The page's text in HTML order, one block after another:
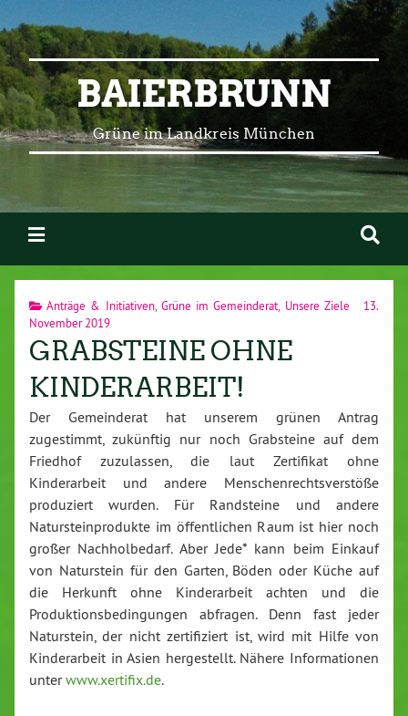
BAIERBRUNN
Grüne im Landkreis München
Anträge & Initiativen, Grüne im Gemeinderat Unsere Ziele
13.
November 2019
GRABSTEINE OHNE
KINDERARBEIT!
Der Gemeinderat hat unserem grünen Antrag
zugestimmt, zukünftig nur noch Grabsteine auf dem
Friedhof zuzulassen, die laut Zertifikat ohne
Kinderarbeit und andere Menschenrechtsverstöße
produziert wurden. Für Randsteine und andere
Natursteinprodukte im öffentlichen Raum ist hier noch
großer Nachholbedarf. Aber Jede* kann beim Einkauf
von Naturstein für den Garten, Böden oder Küche auf
die Herkunft ohne Kinderarbeit achten und die
Produktionsbedingungen abfragen. Denn fast jeder
Naturstein, der nicht zertifiziert ist, wird mit Hilfe von
Kinderarbeit in Asien hergestellt. Nähere Informationen
unterwww.xertifix.de.